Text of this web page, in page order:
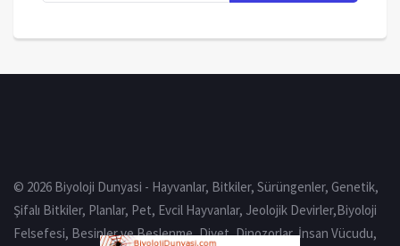
© 2026 Biyoloji Dunyasi - Hayvanlar, Bitkiler, Sürüngenler, Genetik,
Şifalı Bitkiler, Planlar, Pet, Evcil Hayvanlar, Jeolojik Devirler,Biyoloji
Felsefesi, Besinler ve Beslenme, Diyet, Dinozorlar, İnsan Vücudu,